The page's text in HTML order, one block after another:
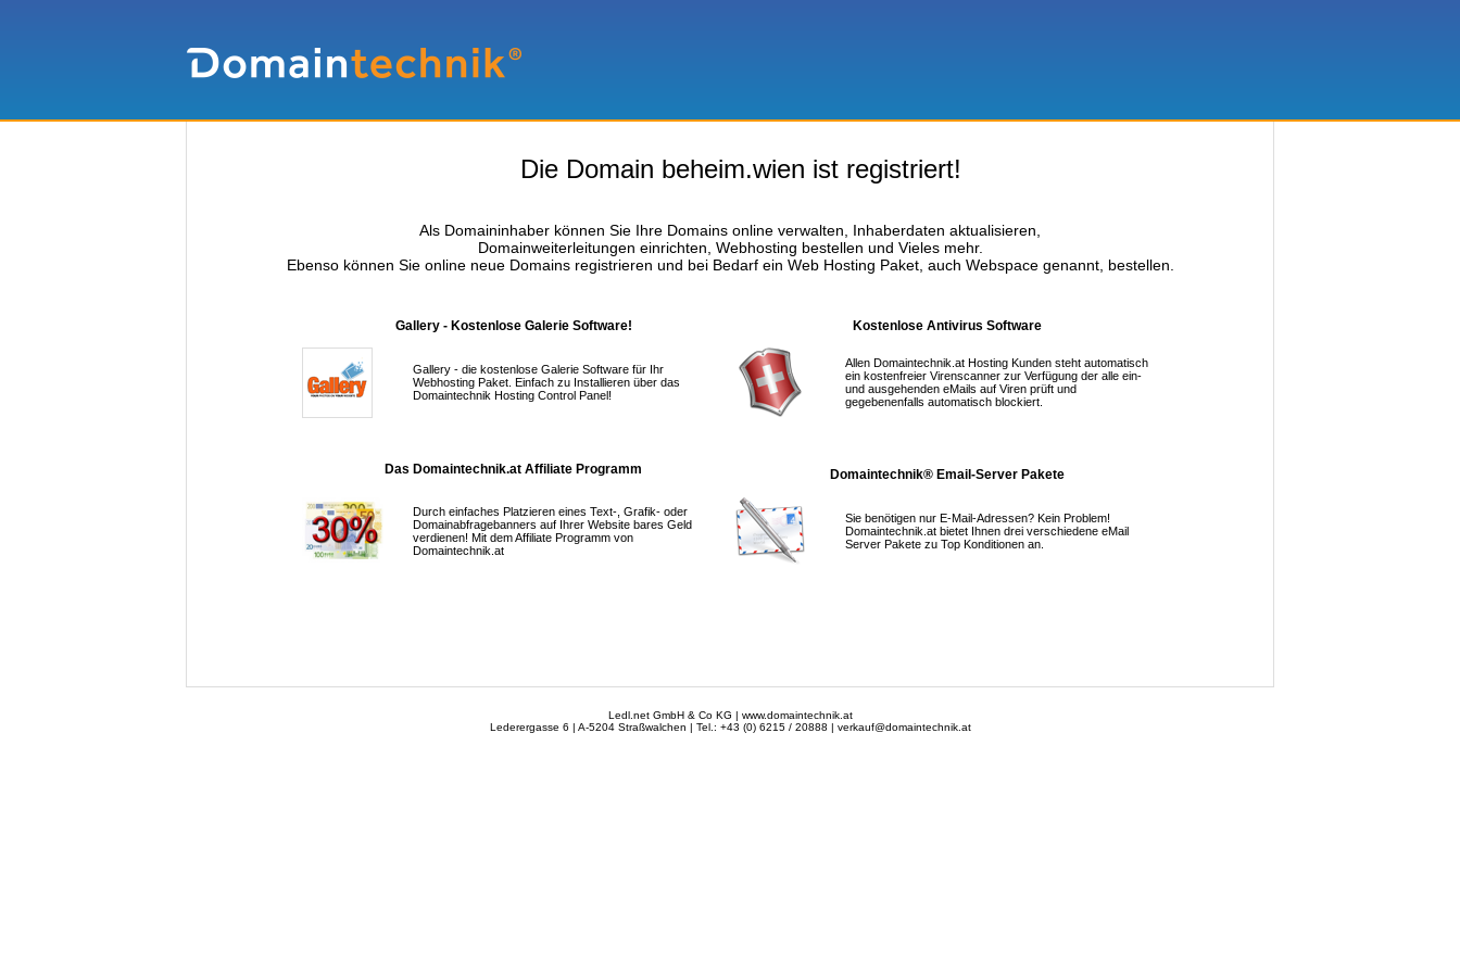
Die Domain beheim.wien ist registriert!
Als Domaininhaber können Sie Ihre Domains online verwalten, Inhaberdaten aktualisieren,
Domainweiterleitungen einrichten, Webhosting bestellen und Vieles mehr.
Ebenso können Sie online neue Domains registrieren und bei Bedarf ein Web Hosting Paket, auch Webspace genannt, bestellen.
Gallery - Kostenlose Galerie Software!
Gallery - die kostenlose Galerie Software für Ihr
Webhosting Paket. Einfach zu Installieren über das
Domaintechnik Hosting Control Panel!
Kostenlose Antivirus Software
Allen Domaintechnik.at Hosting Kunden steht automatisch
ein kostenfreier Virenscanner zur Verfügung der alle ein-
und ausgehenden eMails auf Viren prüft und
gegebenenfalls automatisch blockiert.
Das Domaintechnik.at Affiliate Programm
Durch einfaches Platzieren eines Text-, Grafik- oder
Domainabfragebanners auf Ihrer Website bares Geld
verdienen! Mit dem Affiliate Programm von
Domaintechnik.at
Domaintechnik® Email-Server Pakete
Sie benötigen nur E-Mail-Adressen? Kein Problem!
Domaintechnik.at bietet Ihnen drei verschiedene eMail
Server Pakete zu Top Konditionen an.
Ledl.net GmbH & Co KG | www.domaintechnik.at
Lederergasse 6 | A-5204 Straßwalchen | Tel.: +43 (0) 6215 / 20888 | verkauf@domaintechnik.at